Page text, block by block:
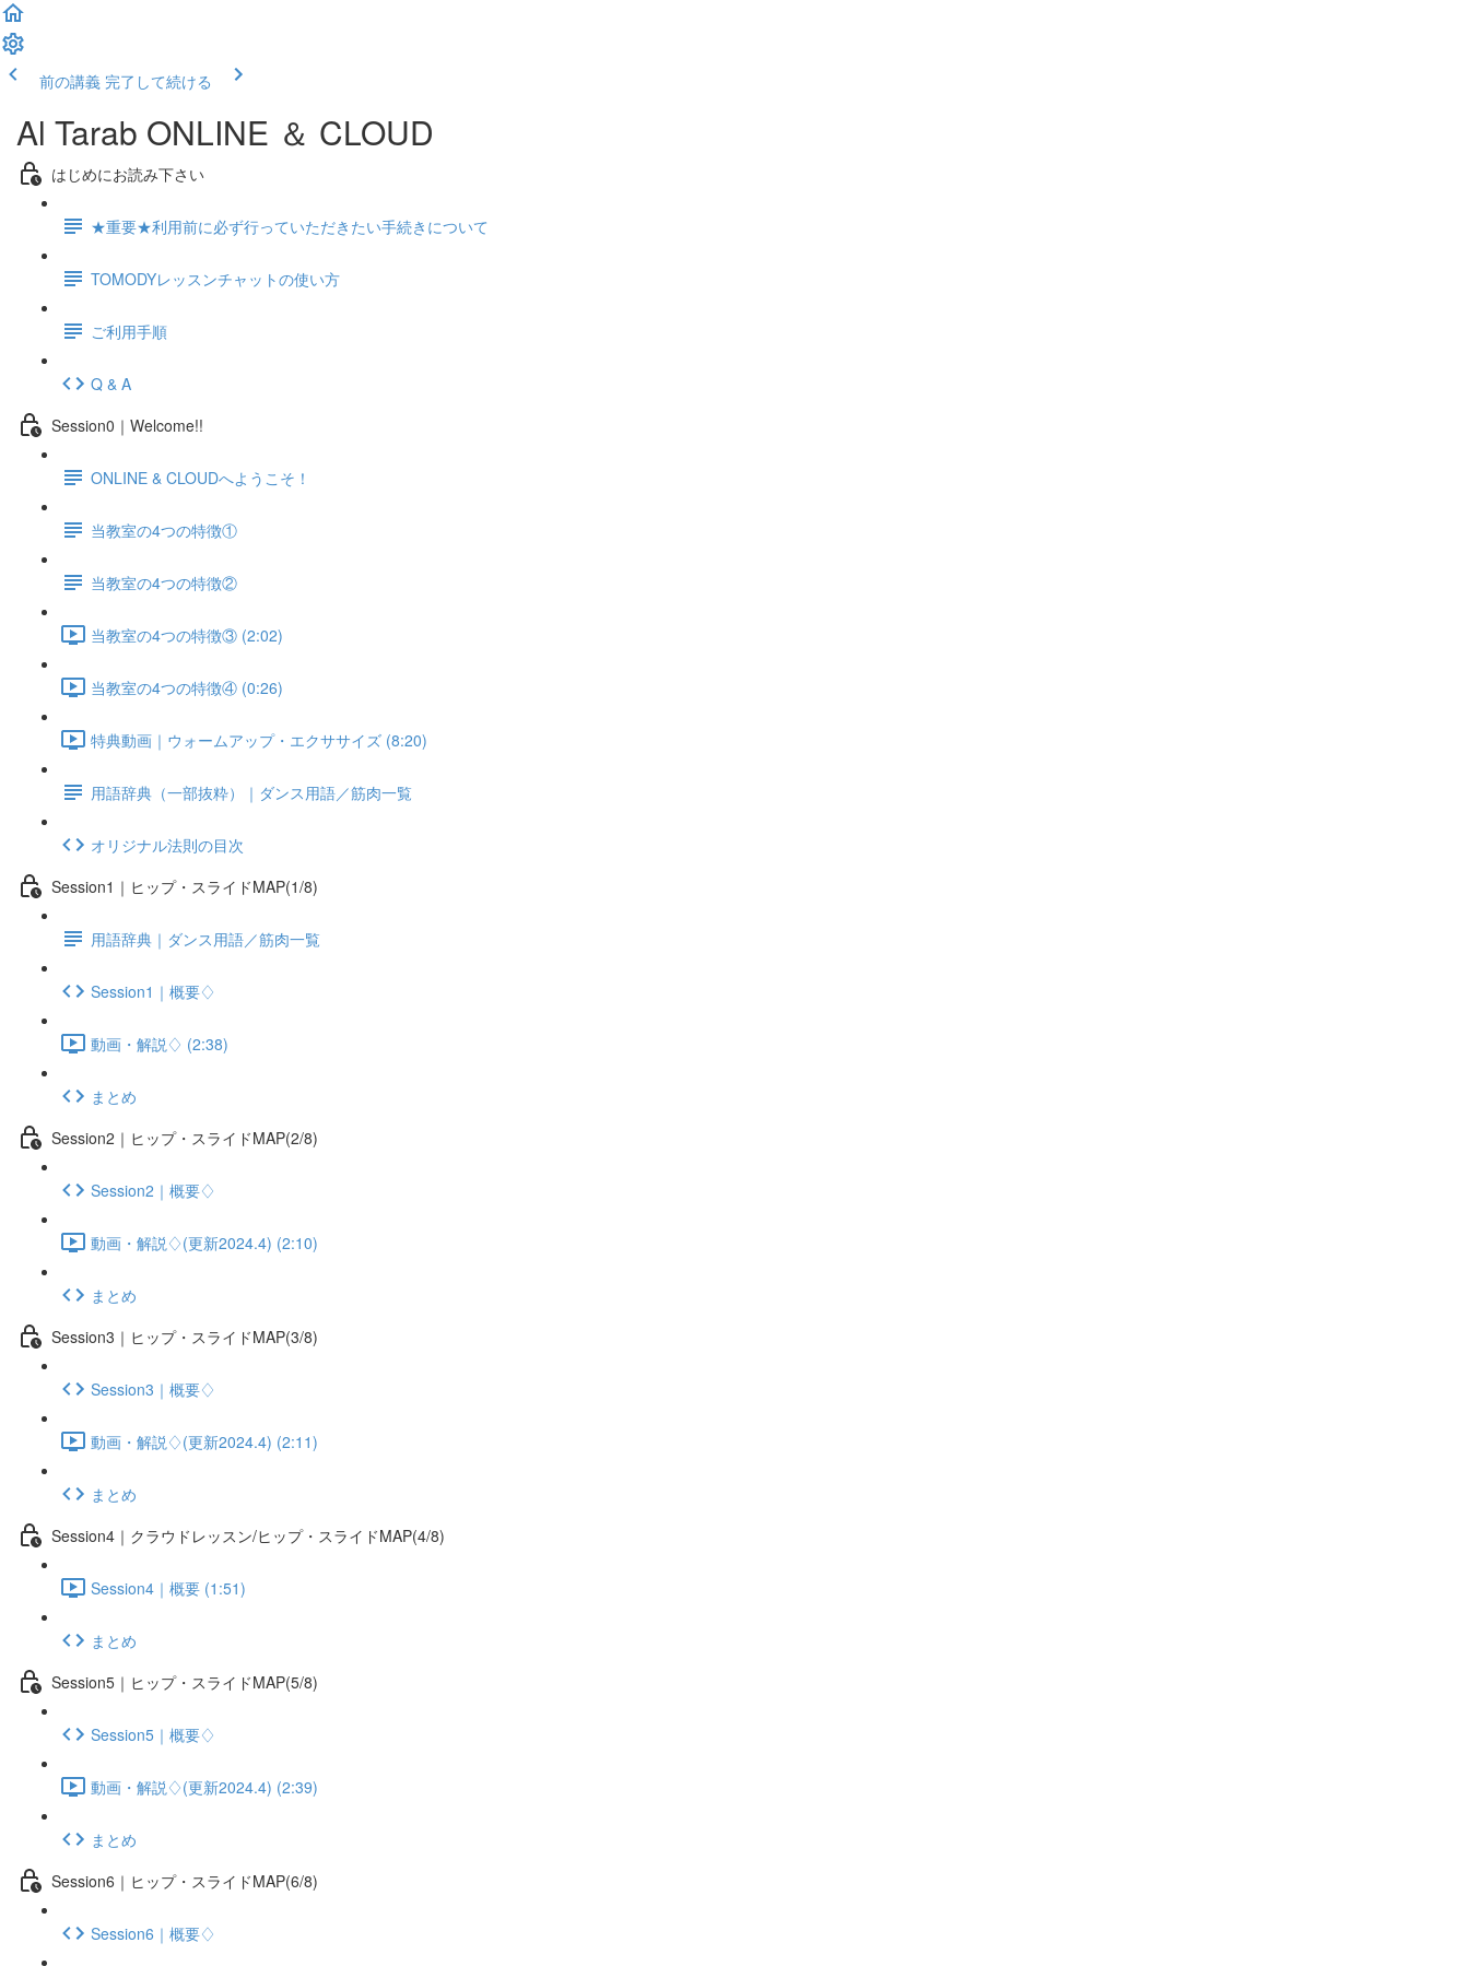
前の講義 完了して続ける
Al Tarab ONLINE ＆ CLOUD
はじめにお読み下さい
★重要★利用前に必ず行っていただきたい手続きについて
TOMODYレッスンチャットの使い方
ご利用手順
Q & A
Session0｜Welcome!!
ONLINE & CLOUDへようこそ！
当教室の4つの特徴①
当教室の4つの特徴②
当教室の4つの特徴③ (2:02)
当教室の4つの特徴④ (0:26)
特典動画｜ウォームアップ・エクササイズ (8:20)
用語辞典（一部抜粋）｜ダンス用語／筋肉一覧
オリジナル法則の目次
Session1｜ヒップ・スライドMAP(1/8)
用語辞典｜ダンス用語／筋肉一覧
Session1｜概要♢
動画・解説♢ (2:38)
まとめ
Session2｜ヒップ・スライドMAP(2/8)
Session2｜概要♢
動画・解説♢(更新2024.4) (2:10)
まとめ
Session3｜ヒップ・スライドMAP(3/8)
Session3｜概要♢
動画・解説♢(更新2024.4) (2:11)
まとめ
Session4｜クラウドレッスン/ヒップ・スライドMAP(4/8)
Session4｜概要 (1:51)
まとめ
Session5｜ヒップ・スライドMAP(5/8)
Session5｜概要♢
動画・解説♢(更新2024.4) (2:39)
まとめ
Session6｜ヒップ・スライドMAP(6/8)
Session6｜概要♢